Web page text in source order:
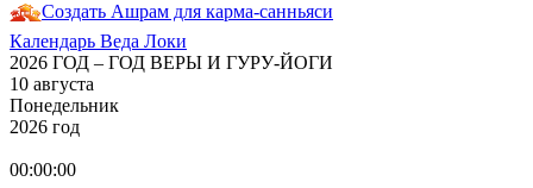
Создать Ашрам для карма-санньяси
Календарь Веда Локи
2026 ГОД – ГОД ВЕРЫ И ГУРУ-ЙОГИ
10 августа
Понедельник
2026 год
00:00:00